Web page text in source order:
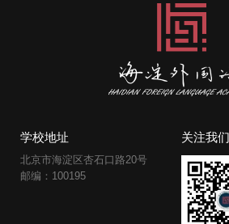
学校地址
北京市海淀区杏石口路20号
邮编：100195
关注我们